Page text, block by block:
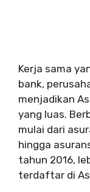
Kerja sama
bank,
menjadikan
yang luas.
mulai dari
hingga
tahun 2016,
terdaftar di